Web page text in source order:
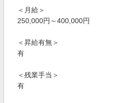
＜月給＞
250,000円～400,000円
＜昇給有無＞
有
＜残業手当＞
有